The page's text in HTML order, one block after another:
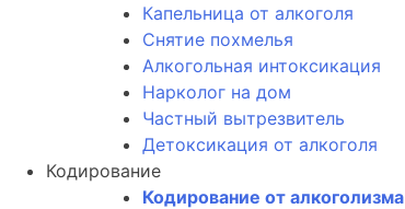
Капельница от алкоголя
Снятие похмелья
Алкогольная интоксикация
Нарколог на дом
Частный вытрезвитель
Детоксикация от алкоголя
Кодирование
Кодирование от алкоголизма